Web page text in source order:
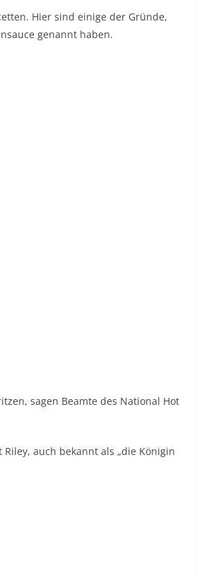
Hier sind einige der Gründe,
genannt haben.
sagen Beamte des National Hot
auch bekannt als „die Königin